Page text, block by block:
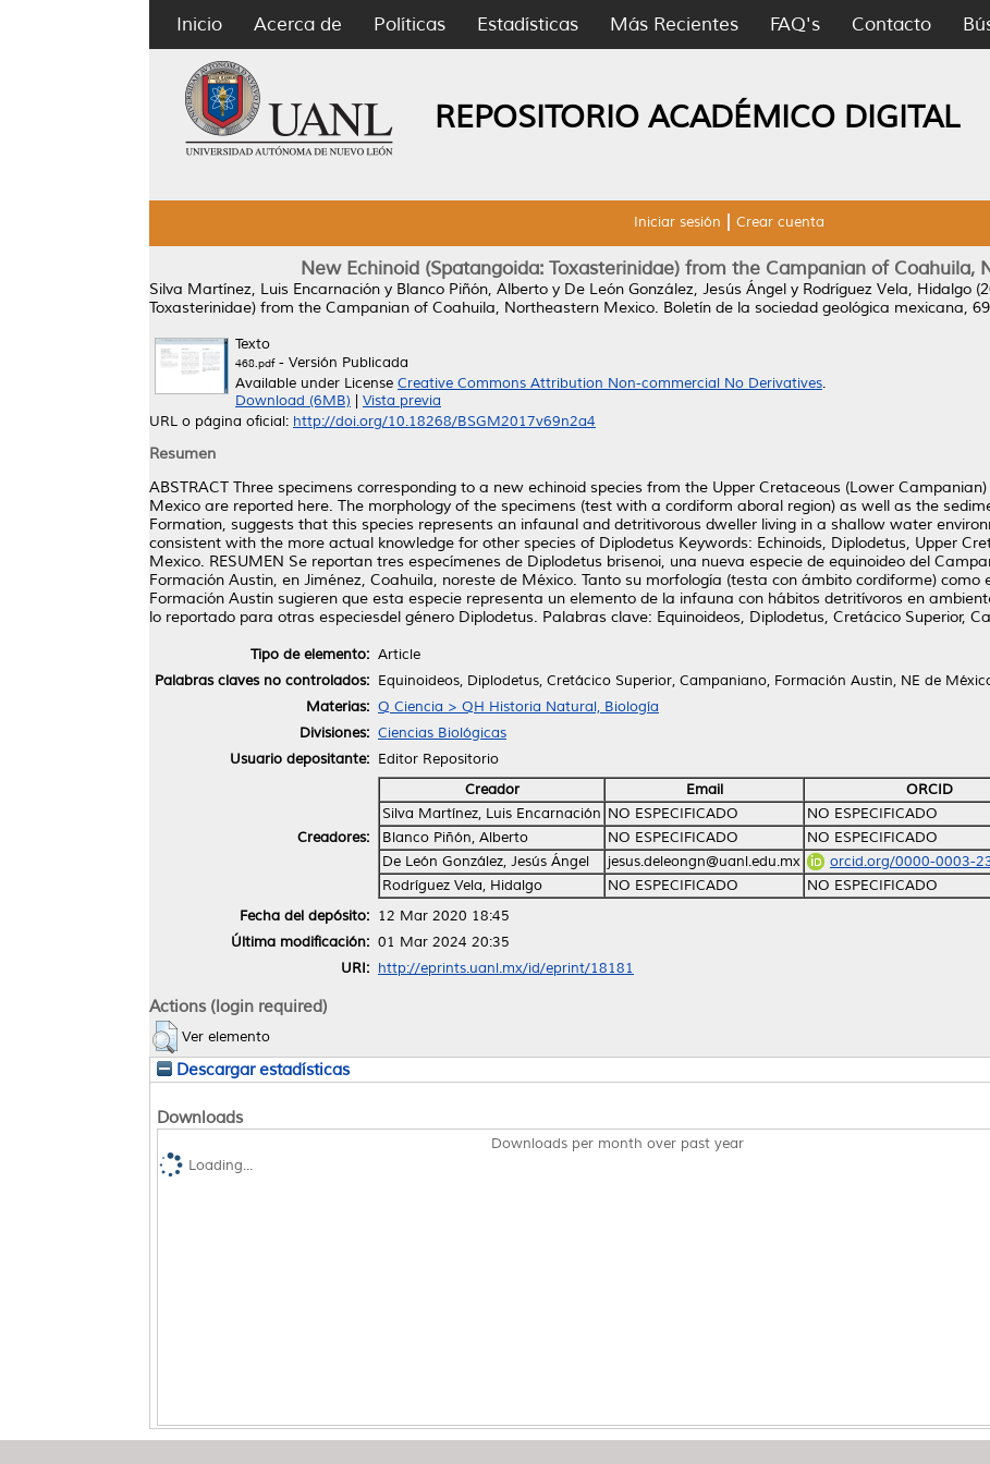
Inicio Acerca de Políticas Estadísticas Más Recientes FAQ's Contacto
REPOSITORIO ACADÉMICO DIGITAL
Iniciar sesión Crear cuenta
New Echinoid (Spatangoida: Toxasterinidae) from the Campanian of Coahuila,
Silva Martínez, Luis Encarnación y Blanco Piñón, Alberto y De León González, Jesús Ángel y Rodríguez Vela, Hidalgo
Toxasterinidae) from the Campanian of Coahuila, Northeastern Mexico. Boletín de la sociedad geológica mexicana,
Texto
468.pdf- Versión Publicada
Available under License Creative Commons Attribution Non-commercial No Derivatives.
Download (6MB)
Vista previa
URL o página oficial: http://doi.org/10.18268/BSGM2017v69n2a4
Resumen
ABSTRACT Three specimens corresponding to a new echinoid species from the Upper Cretaceous (Lower
Mexico are reported here. The morphology of the specimens (test with a cordiform aboral region) as well as the
Formation, suggests that this species represents an infaunal and detritivorous dweller living in a shallow water
consistent with the more actual knowledge for other species of Diplodetus Keywords: Echinoids, Diplodetus, Upper
Mexico. RESUMEN Se reportan tres especímenes de Diplodetus brisenoi, una nueva especie de equinoideo del
Formación Austin, en Jiménez, Coahuila, noreste de México. Tanto su morfología (testa con ámbito cordiforme)
Formación Austin sugieren que esta especie representa un elemento de la infauna con hábitos detritívoros en
lo reportado para otras especiesdel género Diplodetus. Palabras clave: Equinoideos, Diplodetus, Cretácico Superior,
Tipo de elemento: Article
Palabras claves no controlados: Equinoideos, Diplodetus, Cretácico Superior, Campaniano, Formación Austin, NE de
Materias: Q Ciencia > QH Historia Natural, Biología
Divisiones: Ciencias Biológicas
Usuario depositante: Editor Repositorio
Creadores:
Creador Email
ORCID
Silva Martínez, Luis Encarnación NO ESPECIFICADO
NO ESPECIFICADO
Blanco Piñón, Alberto
NO ESPECIFICADO
NO ESPECIFICADO
De León González, Jesús Ángel
jesus.deleongn@uanl.edu.mx
orcid.org/0000-0003-
Rodríguez Vela, Hidalgo
NO ESPECIFICADO
NO ESPECIFICADO
Fecha del depósito: 12 Mar 2020 18:45
Última modificación: 01 Mar 2024 20:35
URI: http://eprints.uanl.mx/id/eprint/18181
Actions (login required)
Ver elemento
Descargar estadísticas
Downloads
Downloads per month over past year
Loading...